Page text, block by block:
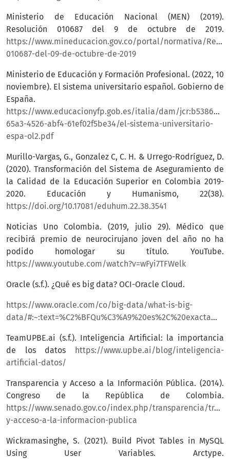
Ministerio de Educación Nacional (MEN) (2019).
Resolución 010687 del 9 de octubre de 2019.
https://www.mineducacion.gov.co/portal/normativa/
010687-del-09-de-octubre-de-2019
Ministerio de Educación y Formación Profesional. (2022, 10
noviembre). El sistema universitario español. Gobierno de
España.
https://www.educacionyfp.gob.es/italia/dam/jcr:b53864d2-
65a3-4526-abf4-61ef02f5be34/el-sistema-universitario-
espa-ol2.pdf
Murillo-Vargas, G., Gonzalez C, C. H. & Urrego-Rodríguez, D.
(2020). Transformación del Sistema de Aseguramiento de
la Calidad de la Educación Superior en Colombia 2019-
2020. Educación y Humanismo, 22(38).
https://doi.org/10.17081/eduhum.22.38.3541
Noticias Uno Colombia. (2019, julio 29). Médico que
recibirá premio de neurocirujano joven del año no ha
podido homologar su título. YouTube.
https://www.youtube.com/watch?v=wFyi7TFWelk
Oracle (s.f.). ¿Qué es big data? OCI-Oracle Cloud.
https://www.oracle.com/co/big-data/what-is-big-
data/#:~:text=%C2%BFQu%C3%A9%20es%2C%20exactamente%2C%20big,como%20%E2%80%9Clas%20tres%20V%E2%80%9D
TeamUPBE.ai (s.f.). Inteligencia Artificial: la importancia
de los datos
https://www.upbe.ai/blog/inteligencia-
artificial-datos/
Transparencia y Acceso a la Información Pública. (2014).
Congreso de la República de Colombia.
https://www.senado.gov.co/index.php/transparencia/
y-acceso-a-la-informacion-publica
Wickramasinghe, S. (2021). Build Pivot Tables in MySQL
Using User Variables. Arctype.